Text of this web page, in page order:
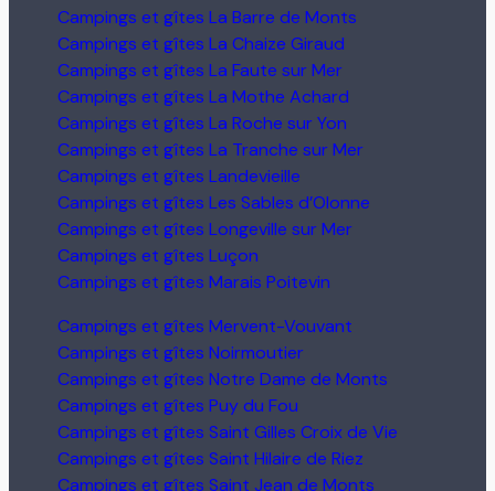
Campings et gîtes La Barre de Monts
Campings et gîtes La Chaize Giraud
Campings et gîtes La Faute sur Mer
Campings et gîtes La Mothe Achard
Campings et gîtes La Roche sur Yon
Campings et gîtes La Tranche sur Mer
Campings et gîtes Landevieille
Campings et gîtes Les Sables d’Olonne
Campings et gîtes Longeville sur Mer
Campings et gîtes Luçon
Campings et gîtes Marais Poitevin
Campings et gîtes Mervent-Vouvant
Campings et gîtes Noirmoutier
Campings et gîtes Notre Dame de Monts
Campings et gîtes Puy du Fou
Campings et gîtes Saint Gilles Croix de Vie
Campings et gîtes Saint Hilaire de Riez
Campings et gîtes Saint Jean de Monts